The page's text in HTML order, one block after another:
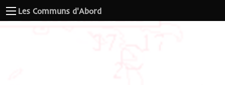
Les Communs d'Abord